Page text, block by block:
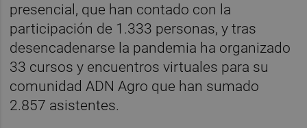
presencial, que han contado con la
participación de 1.333 personas, y tras
desencadenarse la pandemia ha organizado
33 cursos y encuentros virtuales para su
comunidad ADN Agro que han sumado
2.857 asistentes.